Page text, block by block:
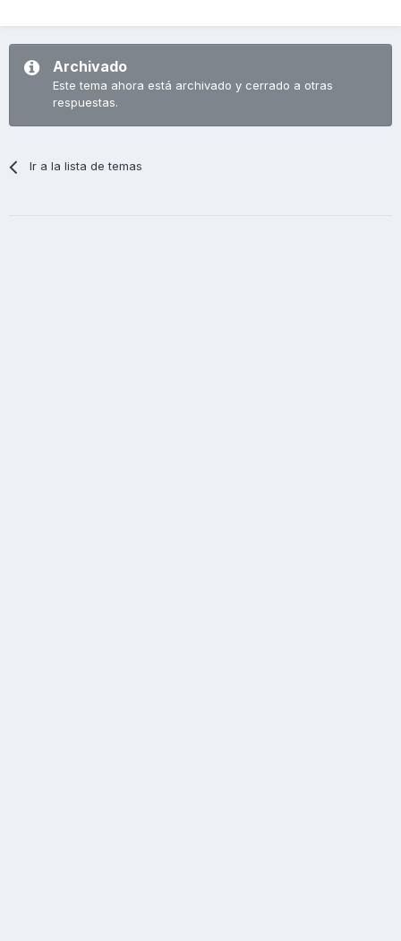
Archivado
Este tema ahora está archivado y cerrado a otras
respuestas.
Ir a la lista de temas